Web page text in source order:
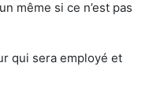
même si ce n’est pas
qui sera employé et